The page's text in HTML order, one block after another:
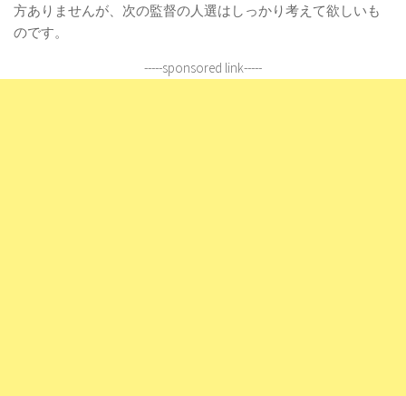
方ありませんが、次の監督の人選はしっかり考えて欲しいも
のです。
-----sponsored link-----